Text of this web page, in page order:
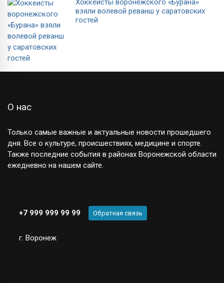
Хоккеисты воронежского «Бурана»
взяли волевой реванш у саратовских
гостей
О нас
Только самые важные и актуальные новости прошедшего
дня. Все о культуре, происшествиях, медицине и спорте.
Также последние события в районах Воронежской области
ежедневно на нашем сайте.
+7 999 999 99 99 Обратная связь
г. Воронеж